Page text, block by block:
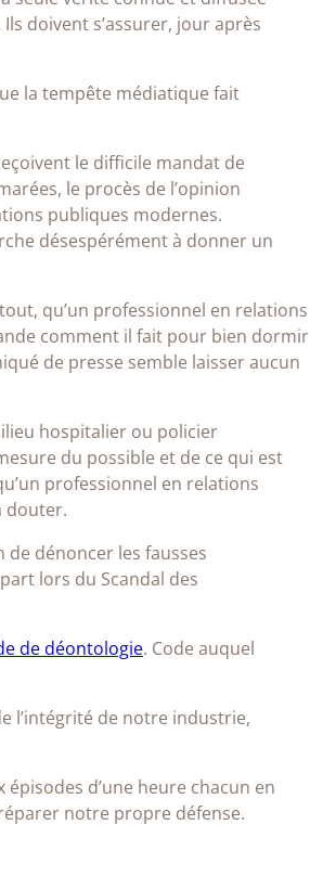
doivent s’assurer, jour après
la tempête médiatique fait
le difficile mandat de
le procès de l’opinion
publiques modernes.
désespérément à donner un
qu’un professionnel en relations
comment il fait pour bien dormir
de presse semble laisser aucun
hospitalier ou policier
du possible et de ce qui est
professionnel en relations
douter.
de dénoncer les fausses
lors du Scandal des
de déontologie. Code auquel
l’intégrité de notre industrie,
d’une heure chacun en
notre propre défense.